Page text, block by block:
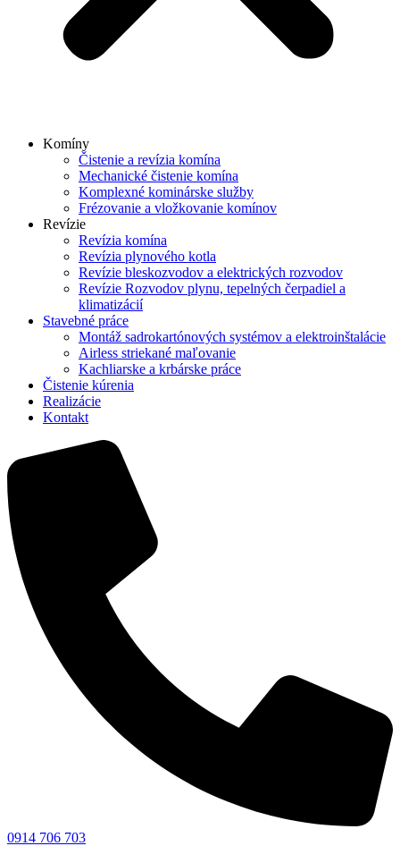
Komíny
Čistenie a revízia komína
Mechanické čistenie komína
Komplexné kominárske služby
Frézovanie a vložkovanie komínov
Revízie
Revízia komína
Revízia plynového kotla
Revízie bleskozvodov a elektrických rozvodov
Revízie Rozvodov plynu, tepelných čerpadiel a
klimatizácií
Stavebné práce
Montáž sadrokartónových systémov a elektroinštalácie
Airless striekané maľovanie
Kachliarske a krbárske práce
Čistenie kúrenia
Realizácie
Kontakt
0914 706 703